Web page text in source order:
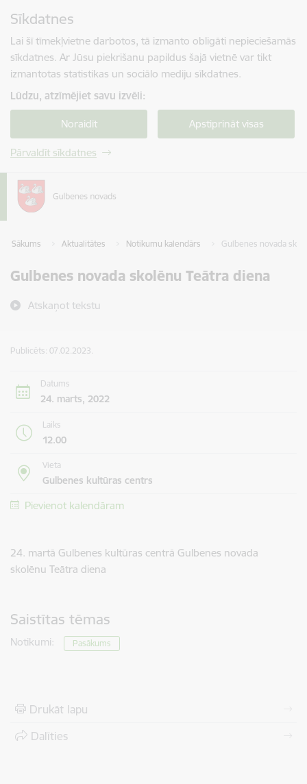
Sīkdatnes
Lai šī tīmekļvietne darbotos, tā izmanto obligāti nepieciešamās
sīkdatnes. Ar Jūsu piekrišanu papildus šajā vietnē var tikt
izmantotas statistikas un sociālo mediju sīkdatnes.
Lūdzu, atzīmējiet savu izvēli:
Noraidīt Apstiprināt visas
Pārvaldīt sīkdatnes
Sākums Aktualitātes Notikumu kalendārs Gulbenes novada
Gulbenes novada skolēnu Teātra diena
Atskaņot tekstu
Publicēts: 07.02.2023.
Datums
24. marts, 2022
Laiks
12.00
Vieta
Gulbenes kultūras centrs
Pievienot kalendāram
24. martā Gulbenes kultūras centrā Gulbenes novada
skolēnu Teātra diena
Saistītas tēmas
Notikumi: Pasākums
Drukāt lapu
Dalīties